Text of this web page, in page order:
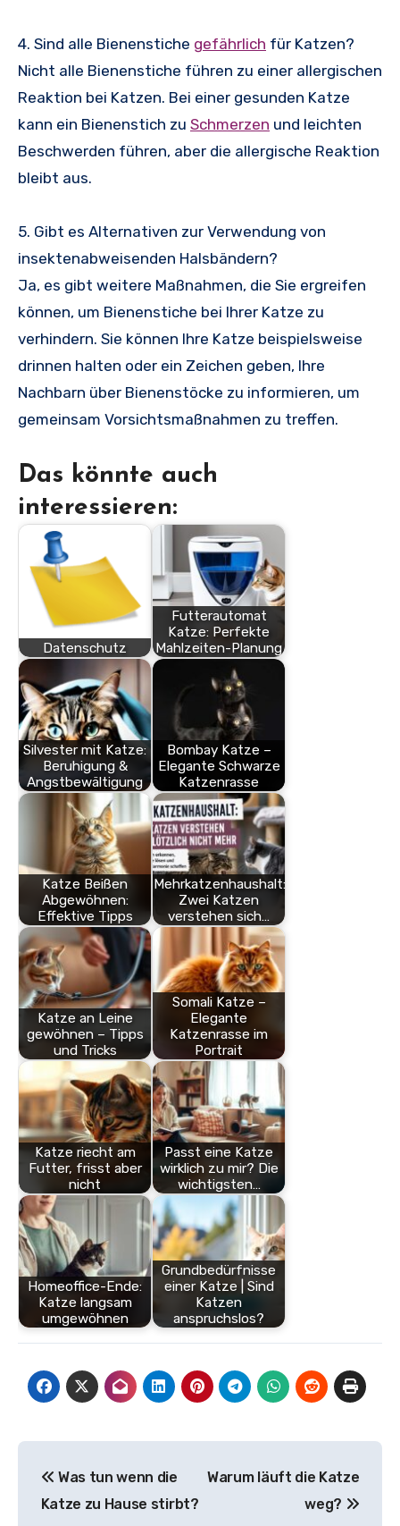
4. Sind alle Bienenstiche gefährlich für Katzen?
Nicht alle Bienenstiche führen zu einer allergischen
Reaktion bei Katzen. Bei einer gesunden Katze
kann ein Bienenstich zu Schmerzen und leichten
Beschwerden führen, aber die allergische Reaktion
bleibt aus.
5. Gibt es Alternativen zur Verwendung von
insektenabweisenden Halsbändern?
Ja, es gibt weitere Maßnahmen, die Sie ergreifen
können, um Bienenstiche bei Ihrer Katze zu
verhindern. Sie können Ihre Katze beispielsweise
drinnen halten oder ein Zeichen geben, Ihre
Nachbarn über Bienenstöcke zu informieren, um
gemeinsam Vorsichtsmaßnahmen zu treffen.
Das könnte auch
interessieren:
Datenschutz
Futterautomat
Katze: Perfekte
Mahlzeiten-Planung
Silvester mit Katze:
Beruhigung &
Angstbewältigung
Bombay Katze –
Elegante Schwarze
Katzenrasse
Katze Beißen
Abgewöhnen:
Effektive Tipps
Mehrkatzenhaushalt:
Zwei Katzen
verstehen sich…
Katze an Leine
gewöhnen – Tipps
und Tricks
Somali Katze –
Elegante
Katzenrasse im
Portrait
Katze riecht am
Futter, frisst aber
nicht
Passt eine Katze
wirklich zu mir? Die
wichtigsten…
Homeoffice-Ende:
Katze langsam
umgewöhnen
Grundbedürfnisse
einer Katze | Sind
Katzen
anspruchslos?
Was tun wenn die
Katze zu Hause stirbt?
Warum läuft die Katze
weg?